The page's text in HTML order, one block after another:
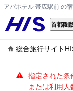
アパホテル 帯広駅前 の
首都圏
総合旅行サイト
指定された条
または利用人